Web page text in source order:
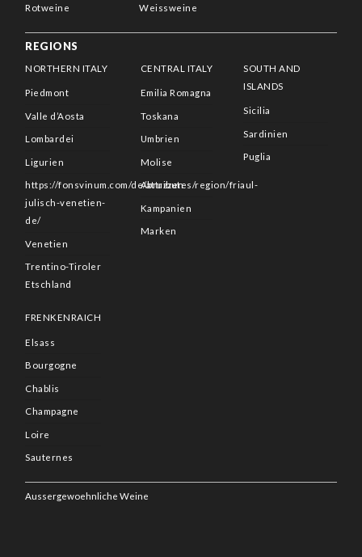
Rotweine Weissweine
REGIONS
NORTHERN ITALY
Piedmont
Valle d’Aosta
Lombardei
Ligurien
https://fonsvinum.com/de/attributes/region/friaul-
julisch-venetien-
de/
Venetien
Trentino-Tiroler
Etschland
CENTRAL ITALY
Emilia Romagna
Toskana
Umbrien
Molise
Abruzzen
Kampanien
Marken
SOUTH AND
ISLANDS
Sicilia
Sardinien
Puglia
FRENKENRAICH
Elsass
Bourgogne
Chablis
Champagne
Loire
Sauternes
Aussergewoehnliche Weine